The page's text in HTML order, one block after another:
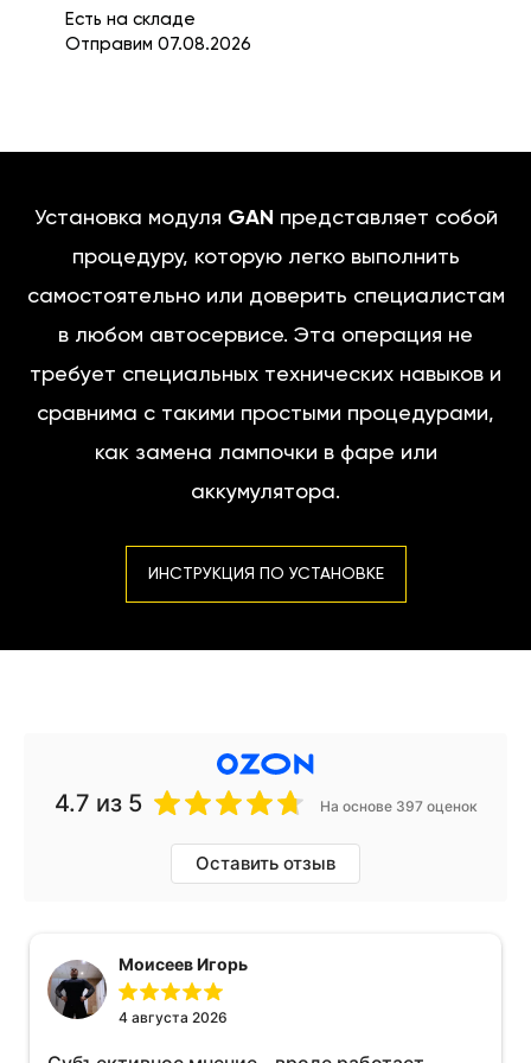
Есть на складе
Отправим 07.08.2026
Установка модуля GAN представляет собой
процедуру, которую легко выполнить
самостоятельно или доверить специалистам
в любом автосервисе. Эта операция не
требует специальных технических навыков и
сравнима с такими простыми процедурами,
как замена лампочки в фаре или
аккумулятора.
ИНСТРУКЦИЯ ПО УСТАНОВКЕ
4.7 из 5 На основе 397 оценок
Оставить отзыв
Моисеев Игорь
4 августа 2026